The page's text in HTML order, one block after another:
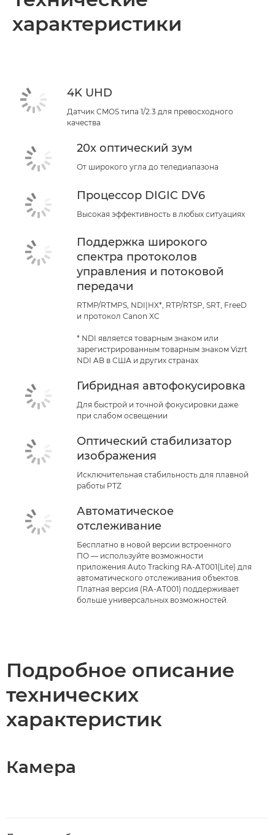
Технические характеристики
характеристики
4K UHD
Датчик CMOS типа 1/2.3 для превосходного
качества
20x оптический зум
От широкого угла до теледиапазона
Процессор DIGIC DV6
Высокая эффективность в любых ситуациях
Поддержка широкого
спектра протоколов
управления и потоковой
передачи
RTMP/RTMPS, NDI|HX*, RTP/RTSP, SRT, FreeD
и протокол Canon XC
* NDI является товарным знаком или
зарегистрированным товарным знаком Vizrt
NDI AB в США и других странах
Гибридная автофокусировка
Для быстрой и точной фокусировки даже
при слабом освещении
Оптический стабилизатор
изображения
Исключительная стабильность для плавной
работы PTZ
Автоматическое
отслеживание
Бесплатно в новой версии встроенного
ПО — используйте возможности
приложения Auto Tracking RA-AT001(Lite) для
автоматического отслеживания объектов.
Платная версия (RA-AT001) поддерживает
больше универсальных возможностей.
Подробное описание
технических
характеристик
Камера